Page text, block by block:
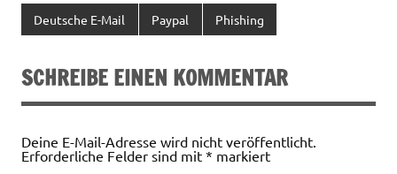
Deutsche E-Mail Paypal Phishing
SCHREIBE EINEN KOMMENTAR
Deine E-Mail-Adresse wird nicht veröffentlicht.
Erforderliche Felder sind mit * markiert